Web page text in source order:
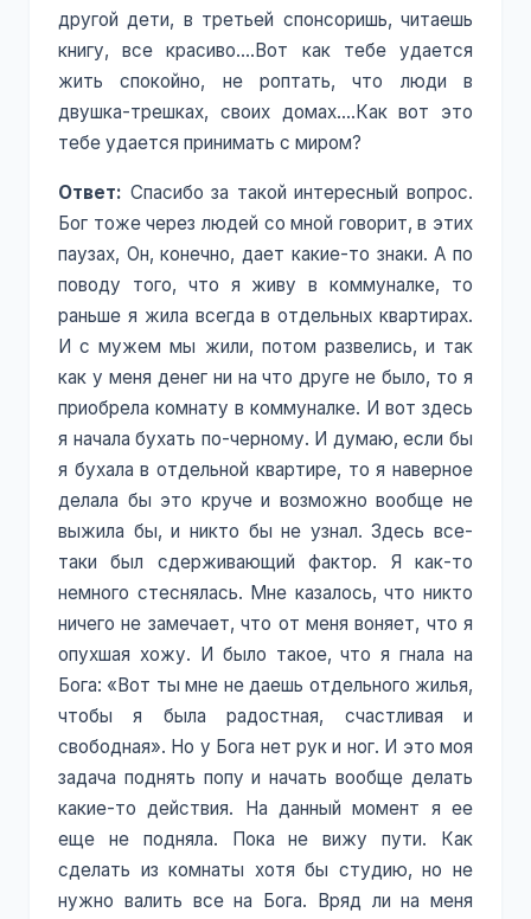
другой дети, в третьей спонсоришь, читаешь
книгу, все красиво….Вот как тебе удается
жить спокойно, не роптать, что люди в
двушка-трешках, своих домах….Как вот это
тебе удается принимать с миром?
Ответ: Спасибо за такой интересный вопрос.
Бог тоже через людей со мной говорит, в этих
паузах, Он, конечно, дает какие-то знаки. А по
поводу того, что я живу в коммуналке, то
раньше я жила всегда в отдельных квартирах.
И с мужем мы жили, потом развелись, и так
как у меня денег ни на что друге не было, то я
приобрела комнату в коммуналке. И вот здесь
я начала бухать по-черному. И думаю, если бы
я бухала в отдельной квартире, то я наверное
делала бы это круче и возможно вообще не
выжила бы, и никто бы не узнал. Здесь все-
таки был сдерживающий фактор. Я как-то
немного стеснялась. Мне казалось, что никто
ничего не замечает, что от меня воняет, что я
опухшая хожу. И было такое, что я гнала на
Бога: «Вот ты мне не даешь отдельного жилья,
чтобы я была радостная, счастливая и
свободная». Но у Бога нет рук и ног. И это моя
задача поднять попу и начать вообще делать
какие-то действия. На данный момент я ее
еще не подняла. Пока не вижу пути. Как
сделать из комнаты хотя бы студию, но не
нужно валить все на Бога. Вряд ли на меня